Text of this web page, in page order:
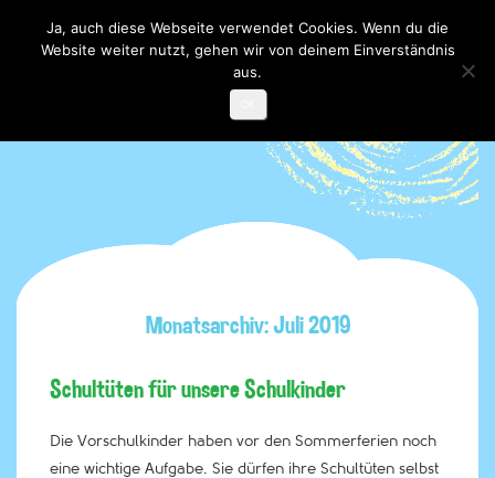
Toggle

Monatsarchiv: Juli 2019
Schultüten für unsere Schulkinder
Die Vorschulkinder haben vor den Sommerferien noch
eine wichtige Aufgabe. Sie dürfen ihre Schultüten selbst
Ja, auch diese Webseite verwendet Cookies. Wenn du die
Website weiter nutzt, gehen wir von deinem Einverständnis
aus.